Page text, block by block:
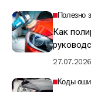
Полезно
Как
27.07.2026
Коды